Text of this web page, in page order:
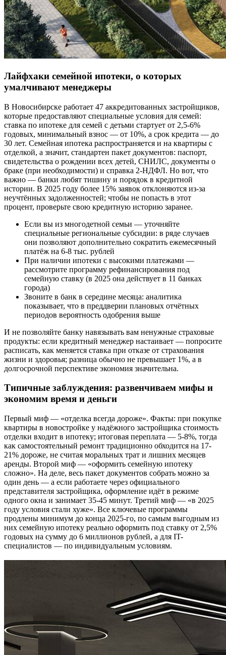
Лайфхаки семейной ипотеки, о которых
умалчивают менеджеры
В Новосибирске работает 47 аккредитованных застройщиков,
которые предоставляют специальные условия для семей:
ставка по ипотеке для семей с детьми стартует от 2,5-6%
годовых, минимальный взнос — от 10%, а срок кредита — до
30 лет. Семейная ипотека распространяется и на квартиры с
отделкой, а значит, стандартен пакет документов: паспорт,
свидетельства о рождении всех детей, СНИЛС, документы о
браке (при необходимости) и справка 2-НДФЛ. Но вот, что
важно — банки любят тишину и порядок в кредитной
истории. В 2025 году более 15% заявок отклоняются из-за
неучтённых задолженностей; чтобы не попасть в этот
процент, проверьте свою кредитную историю заранее.
Если вы из многодетной семьи — уточняйте
специальные региональные субсидии: в ряде случаев
они позволяют дополнительно сократить ежемесячный
платёж на 6-8 тыс. рублей
При наличии ипотеки с высокими платежами —
рассмотрите программу рефинансирования под
семейную ставку (в 2025 она действует в 11 банках
города)
Звоните в банк в середине месяца: аналитика
показывает, что в преддверии плановых отчётных
периодов вероятность одобрения выше
И не позволяйте банку навязывать вам ненужные страховые
продукты: если кредитный менеджер настаивает — попросите
расписать, как меняется ставка при отказе от страхования
жизни и здоровья; разница обычно не превышает 1%, а в
долгосрочной перспективе экономия значительна.
Типичные заблуждения: развенчиваем мифы и
экономим время и деньги
Первый миф — «отделка всегда дороже». Факты: при покупке
квартиры в новостройке у надёжного застройщика стоимость
отделки входит в ипотеку; итоговая переплата — 5-8%, тогда
как самостоятельный ремонт традиционно обходится на 17-
21% дороже, не считая моральных трат и лишних месяцев
аренды. Второй миф — «оформить семейную ипотеку
сложно». На деле, весь пакет документов собрать можно за
один день — а если работаете через официального
представителя застройщика, оформление идёт в режиме
одного окна и занимает 35-45 минут. Третий миф — «в 2025
году условия стали хуже». Все ключевые программы
продлены минимум до конца 2025-го, по самым выгодным из
них семейную ипотеку реально оформить под ставку от 2,5%
годовых на сумму до 6 миллионов рублей, а для IT-
специалистов — по индивидуальным условиям.